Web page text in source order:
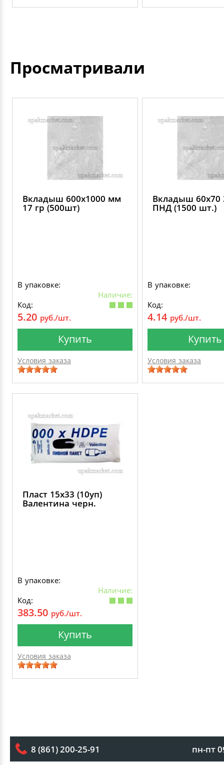
Просматривали
Вкладыш 600х1000 мм
17 гр (500шт)
В упаковке:
Наличие:
Код:
5.20 руб./шт.
Купить
Условия заказа
Вкладыш 60х70
ПНД (1500 шт.)
В упаковке:
Код:
4.14 руб./шт.
Купить
Условия заказа
Пласт 15х33 (10уп)
Валентина черн.
В упаковке:
Наличие:
Код:
383.50 руб./шт.
Купить
Условия заказа
8 (861) 200-25-91 пн-пт